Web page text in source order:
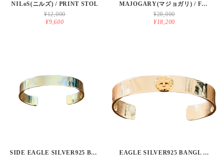
NILoS(ニルズ) / PRINT STOL
¥12,000
¥9,600
MAJOGARY(マジョガリ) / FUCK YOU & CO. LOGO PARKER
¥28,000
¥18,200
SIDE EAGLE SILVER925 BANGL (サイドイーグル シルバー925 バングル)
EAGLE SILVER925 BANGL (イーグル シルバー925 バングル)